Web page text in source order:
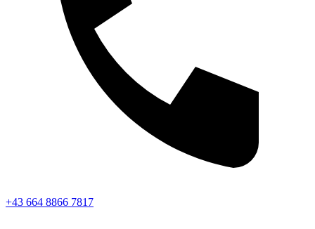
+43 664 8866 7817